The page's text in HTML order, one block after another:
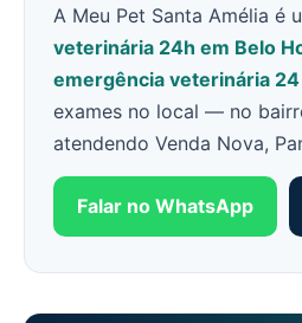
A Meu Pet Santa Amélia é
veterinária 24h em Belo
emergência veterinária
exames no local — no
atendendo Venda Nova,
Falar no WhatsApp